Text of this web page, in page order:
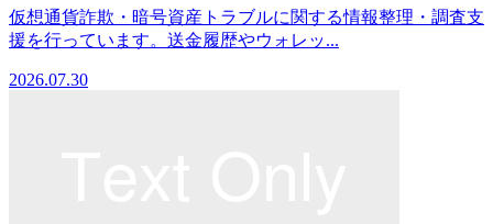
仮想通貨詐欺・暗号資産トラブルに関する情報整理・調査支
援を行っています。送金履歴やウォレッ...
2026.07.30